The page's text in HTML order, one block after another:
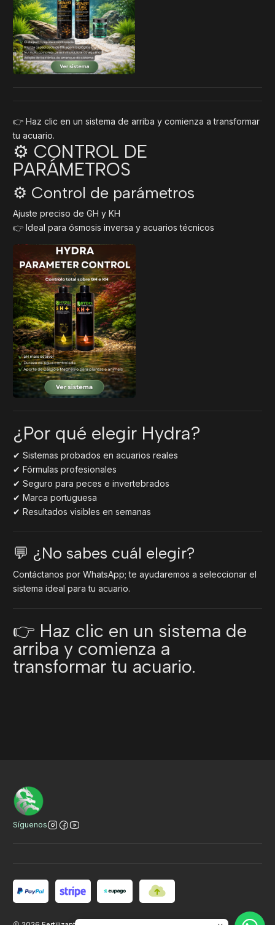
👉 Haz clic en un sistema de arriba y comienza a transformar
tu acuario.
⚙️ CONTROL DE
PARÁMETROS
⚙️ Control de parámetros
Ajuste preciso de GH y KH
👉 Ideal para ósmosis inversa y acuarios técnicos
¿Por qué elegir Hydra?
✔ Sistemas probados en acuarios reales
✔ Fórmulas profesionales
✔ Seguro para peces e invertebrados
✔ Marca portuguesa
✔ Resultados visibles en semanas
💬 ¿No sabes cuál elegir?
Contáctanos por WhatsApp; te ayudaremos a seleccionar el
sistema ideal para tu acuario.
👉 Haz clic en un sistema de
arriba y comienza a
transformar tu acuario.
Síguenos